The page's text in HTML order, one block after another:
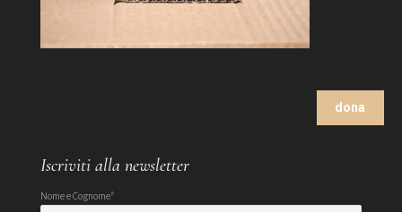
dona
Iscriviti alla newsletter
Nome e Cognome*